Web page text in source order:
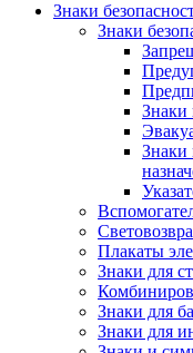
Знаки
Знаки
Знаки
Знаки
Плакаты
Знаки для
Знаки для
Знаки для